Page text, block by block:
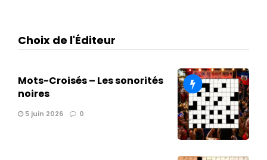
Choix de l'Éditeur
Mots-Croisés – Les sonorités
noires
5 juin 2026 0